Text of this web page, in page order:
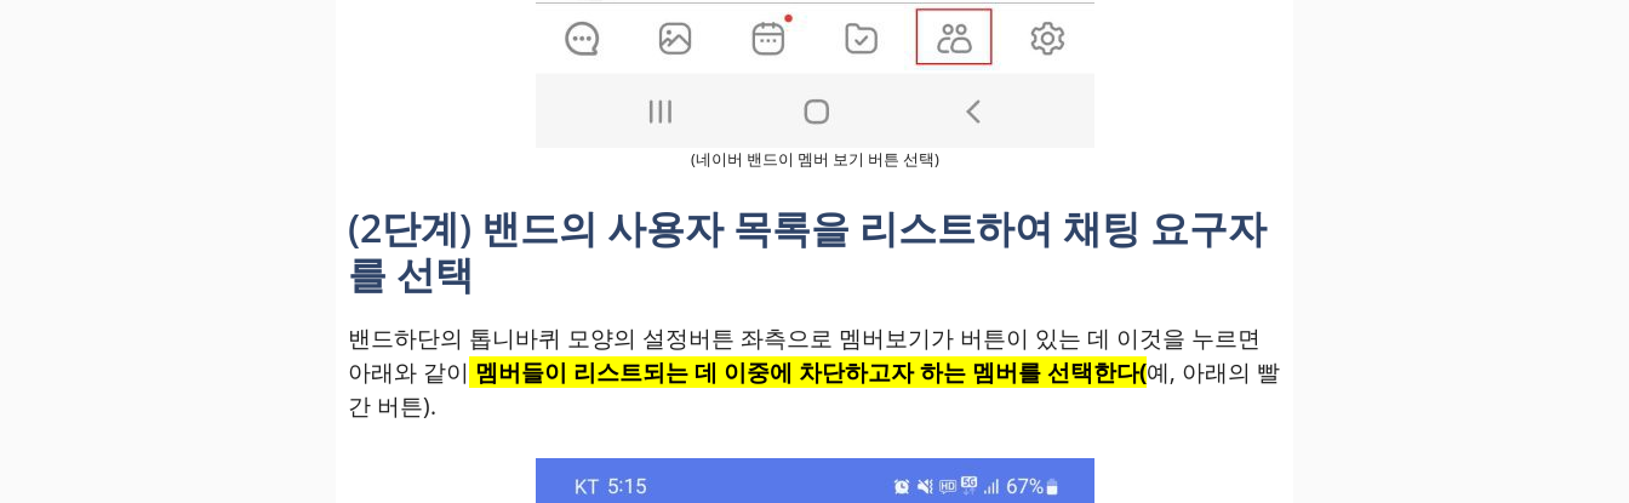
(네이버 밴드이 멤버 보기 버튼 선택)
(2단계) 밴드의 사용자 목록을 리스트하여 채팅 요구자
를 선택
밴드하단의 톱니바퀴 모양의 설정버튼 좌측으로 멤버보기가 버튼이 있는 데 이것을 누르면
아래와 같이 멤버들이 리스트되는 데 이중에 차단하고자 하는 멤버를 선택한다(예, 아래의 빨
간 버튼).